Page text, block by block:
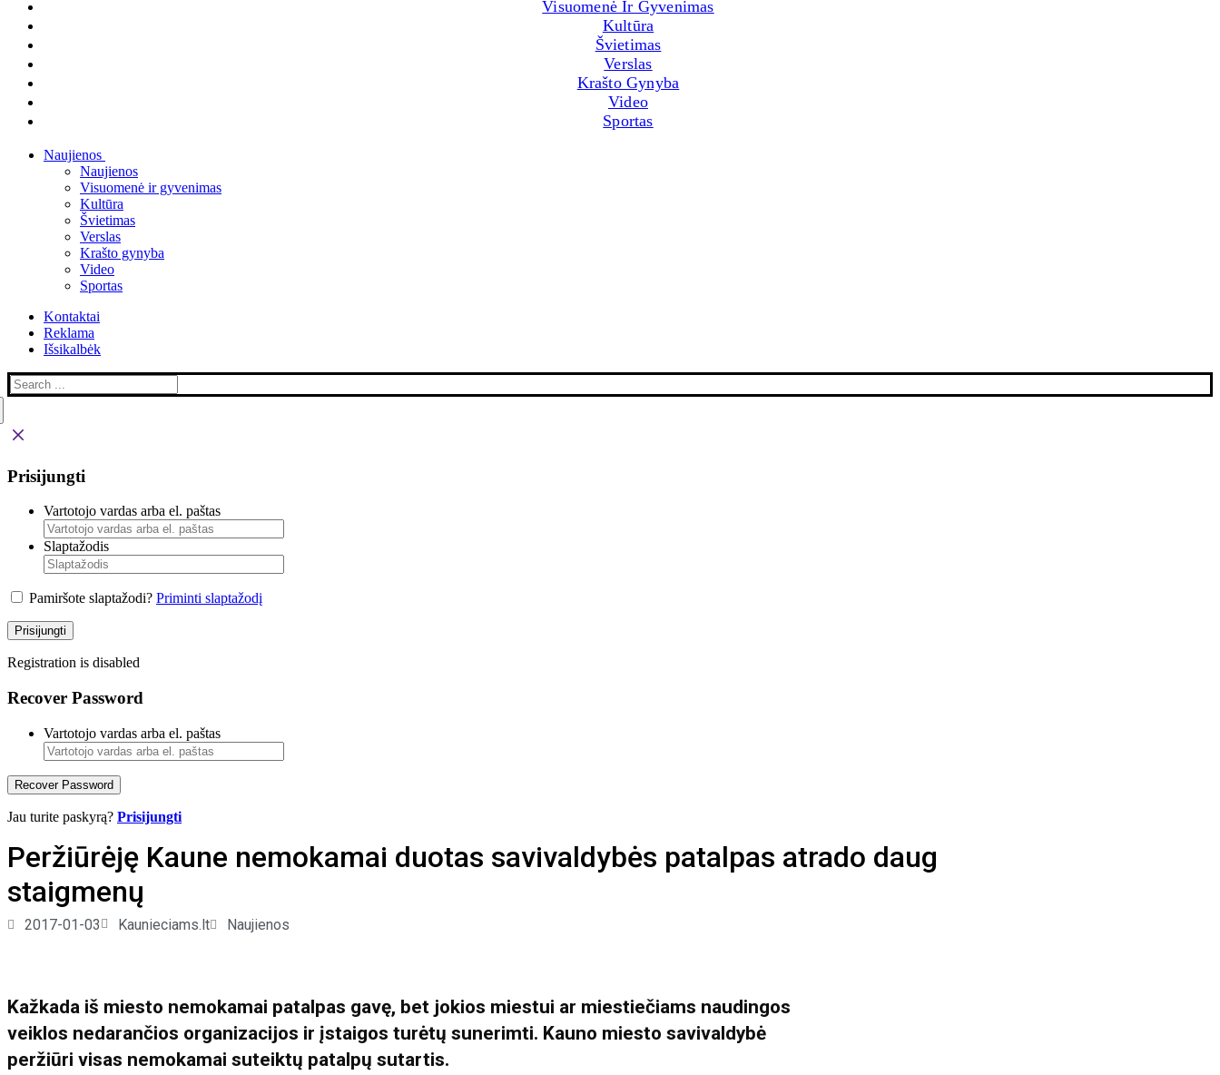
Visuomenė Ir Gyvenimas
Kultūra
Švietimas
Verslas
Krašto Gynyba
Video
Sportas
Naujienos
Naujienos
Visuomenė ir gyvenimas
Kultūra
Švietimas
Verslas
Krašto gynyba
Video
Sportas
Kontaktai
Reklama
Išsikalbėk
Prisijungti
Vartotojo vardas arba el. paštas
Slaptažodis
Pamiršote slaptažodi? Priminti slaptažodį
Prisijungti
Registration is disabled
Recover Password
Vartotojo vardas arba el. paštas
Recover Password
Jau turite paskyrą? Prisijungti
Peržiūrėję Kaune nemokamai duotas savivaldybės patalpas atrado daug
staigmenų
2017-01-03 Kaunieciams.lt Naujienos
Kažkada iš miesto nemokamai patalpas gavę, bet jokios miestui ar miestiečiams naudingos
veiklos nedarančios organizacijos ir įstaigos turėtų sunerimti. Kauno miesto savivaldybė
peržiūri visas nemokamai suteiktų patalpų sutartis.